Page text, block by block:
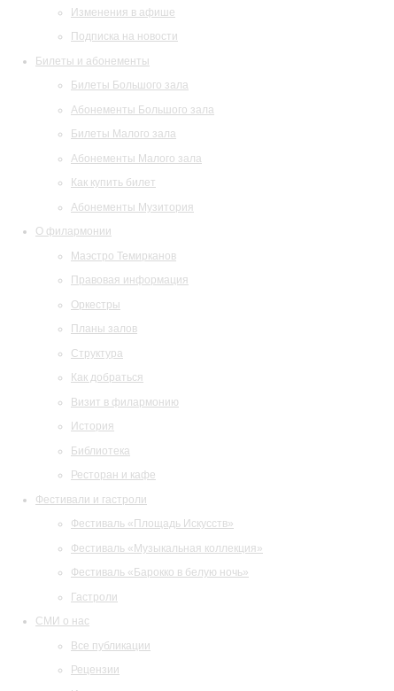
Изменения в афише
Подписка на новости
Билеты и абонементы
Билеты Большого зала
Абонементы Большого зала
Билеты Малого зала
Абонементы Малого зала
Как купить билет
Абонементы Музитория
О филармонии
Маэстро Темирканов
Правовая информация
Оркестры
Планы залов
Структура
Как добраться
Визит в филармонию
История
Библиотека
Ресторан и кафе
Фестивали и гастроли
Фестиваль «Площадь Искусств»
Фестиваль «Музыкальная коллекция»
Фестиваль «Барокко в белую ночь»
Гастроли
СМИ о нас
Все публикации
Рецензии